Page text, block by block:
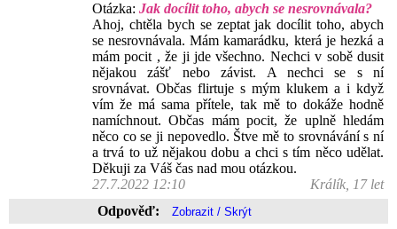
Otázka: Jak docílit toho, abych se nesrovnávala?
Ahoj, chtěla bych se zeptat jak docílit toho, abych
se nesrovnávala. Mám kamarádku, která je hezká a
mám pocit , že ji jde všechno. Nechci v sobě dusit
nějakou zášť nebo závist. A nechci se s ní
srovnávat. Občas flirtuje s mým klukem a i když
vím že má sama přítele, tak mě to dokáže hodně
namíchnout. Občas mám pocit, že uplně hledám
něco co se ji nepovedlo. Štve mě to srovnávání s ní
a trvá to už nějakou dobu a chci s tím něco udělat.
Děkuji za Váš čas nad mou otázkou.
27.7.2022 12:10
Králík, 17 let
Odpověď: